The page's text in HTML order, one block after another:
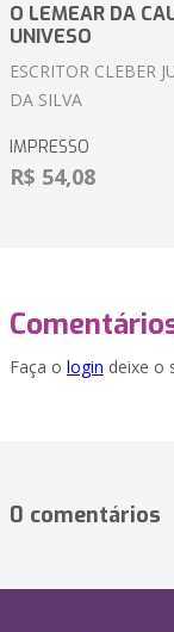
O LEMEAR DA
UNIVESO
ESCRITOR CLEBER
DA SILVA
IMPRESSO
R$ 54,08
Faça o login deixe o
0 comentários